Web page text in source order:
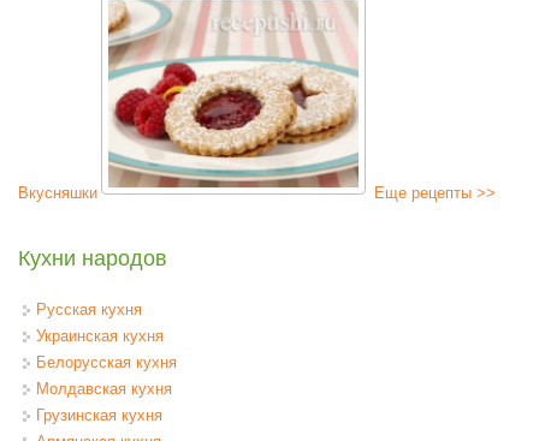
Вкусняшки Еще рецепты >>
Кухни народов
Русская кухня
Украинская кухня
Белорусская кухня
Молдавская кухня
Грузинская кухня